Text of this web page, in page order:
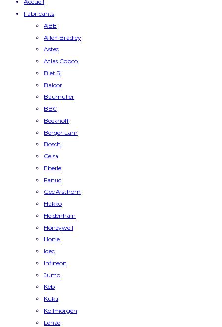
Accueil
Fabricants
ABB
Allen Bradley
Astec
Atlas Copco
B et R
Baldor
Baumuller
BBC
Beckhoff
Berger Lahr
Bosch
Celsa
Eberle
Fanuc
Gec Alsthom
Hakko
Heidenhain
Honeywell
Honle
Idec
Infineon
Jumo
Keb
Kuka
Kollmorgen
Lenze